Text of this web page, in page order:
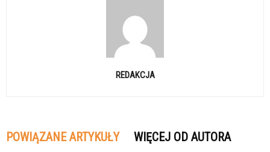
REDAKCJA
POWIĄZANE ARTYKUŁY WIĘCEJ OD AUTORA